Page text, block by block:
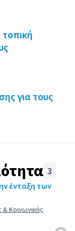
για τους
3
ένταξη των
& Κοινωνικής